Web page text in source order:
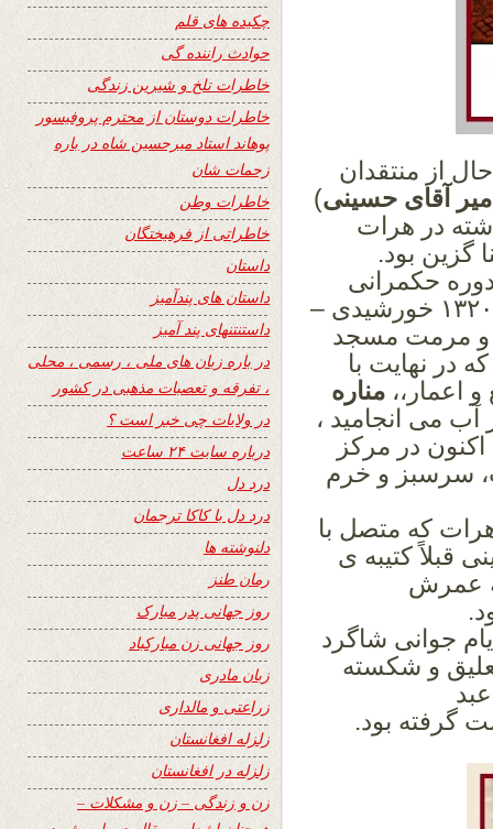
حال از منتقدان
آقای حسینی)
در هرات
گزین بود.
حکمرانی
حدود سالهای ۱۳۲۰ خورشیدی –
و مرمت مسجد
نهایت با
مناره
می انجامید ،
در مرکز
سرسبز و خرم
که متصل با
قبلاً کتیبه ی
عمرش
جوانی شاگرد
و شکسته
گرفته بود.
چکیده های قلم
حوادث راننده گی
خاطرات تلخ و شیرین زندگی
خاطرات دوستان از محترم پروفیسور
پوهاند استاد میرحسین شاه در باره
زحمات شان
خاطرات وطن
خاطراتی از فرهیختگان
داستان
داستان های پندآمیز
داستنتنهای پند آمیز
در باره زبان های ملی ، رسمی ، محلی
، تفرقه و تعصبات مذهبی در کشور
در ولایات چی خبر است ؟
درباره سایت ۲۴ ساعت
درد دل
درد دل با کاکا ترجمان
دلنوشته ها
رمان طنز
روز جهانی پدر مبارک
روز جهانی زن مبارکباد
زبان مادری
زراعتی و مالداری
زلزله افغانستان
زلزله در افغانستان
زن و زندگی – زن و مشکلات –